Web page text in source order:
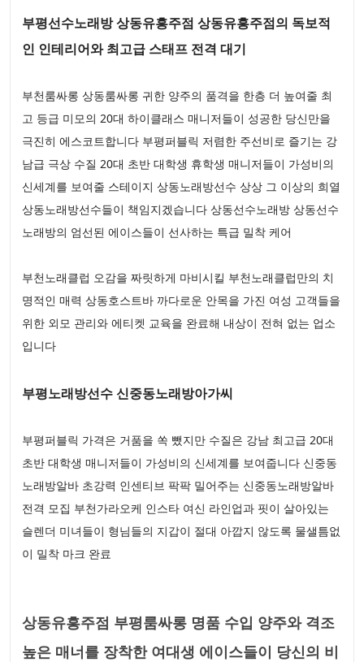
부평선수노래방 상동유흥주점 상동유흥주점의 독보적
인 인테리어와 최고급 스태프 전격 대기
부천룸싸롱 상동룸싸롱 귀한 양주의 품격을 한층 더 높여줄 최
고 등급 미모의 20대 하이클래스 매니저들이 성공한 당신만을
극진히 에스코트합니다 부평퍼블릭 저렴한 주선비로 즐기는 강
남급 극상 수질 20대 초반 대학생 휴학생 매니저들이 가성비의
신세계를 보여줄 스테이지 상동노래방선수 상상 그 이상의 희열
상동노래방선수들이 책임지겠습니다 상동선수노래방 상동선수
노래방의 엄선된 에이스들이 선사하는 특급 밀착 케어
부천노래클럽 오감을 짜릿하게 마비시킬 부천노래클럽만의 치
명적인 매력 상동호스트바 까다로운 안목을 가진 여성 고객들을
위한 외모 관리와 에티켓 교육을 완료해 내상이 전혀 없는 업소
입니다
부평노래방선수 신중동노래방아가씨
부평퍼블릭 가격은 거품을 쏙 뺐지만 수질은 강남 최고급 20대
초반 대학생 매니저들이 가성비의 신세계를 보여줍니다 신중동
노래방알바 초강력 인센티브 팍팍 밀어주는 신중동노래방알바
전격 모집 부천가라오케 인스타 여신 라인업과 핏이 살아있는
슬렌더 미녀들이 형님들의 지갑이 절대 아깝지 않도록 물샐틈없
이 밀착 마크 완료
상동유흥주점 부평룸싸롱 명품 수입 양주와 격조
높은 매너를 장착한 여대생 에이스들이 당신의 비